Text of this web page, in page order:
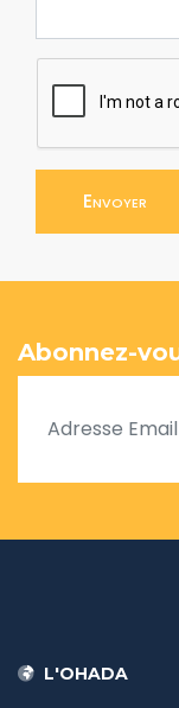
Envoyer
Abonnez-
L'OHADA